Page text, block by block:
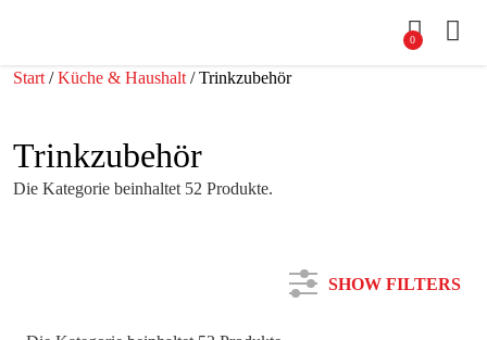
0
Start /Küche & Haushalt / Trinkzubehör
Trinkzubehör
Die Kategorie beinhaltet 52 Produkte.
SHOW FILTERS